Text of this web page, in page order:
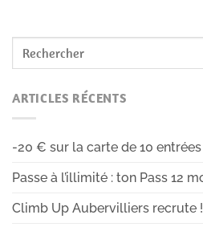
ARTICLES RÉCENTS
-20 € sur la carte de 10 entrées
Passe à l’illimité : ton Pass 12
Climb Up Aubervilliers recrute !